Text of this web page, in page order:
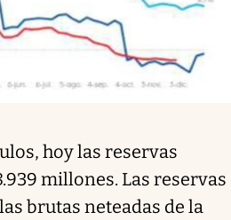
hoy las reservas
millones. Las reservas
brutas neteadas de la